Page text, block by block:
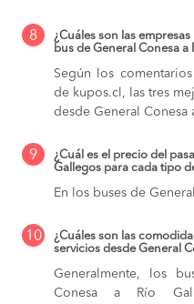
8
¿Cuáles son las
bus de General Conesa a
Según los
de kupos.cl, las tres
desde General Conesa
9
¿Cuál es el precio del
Gallegos para cada tipo
En los buses de
10
¿Cuáles son las
servicios desde General
Generalmente, los
Conesa a Río